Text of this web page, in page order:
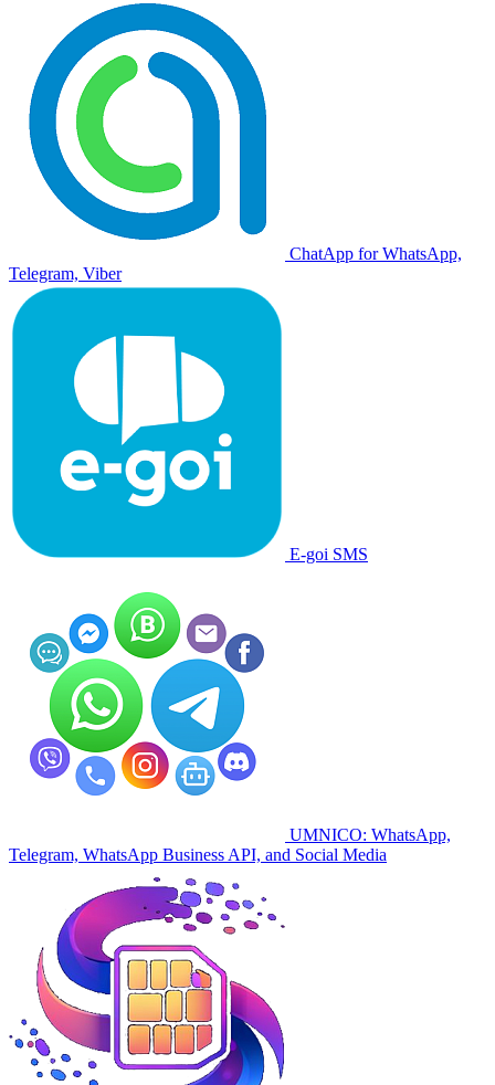
ChatApp for WhatsApp,
Telegram, Viber
E-goi SMS
UMNICO: WhatsApp,
Telegram, WhatsApp Business API, and Social Media